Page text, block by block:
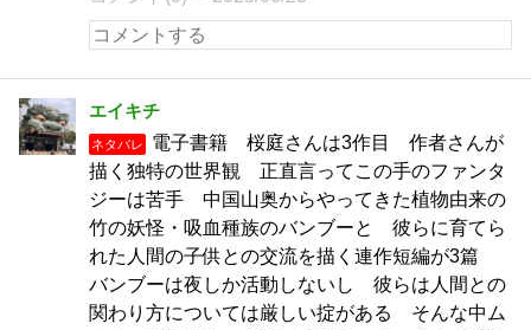
エイキチ
ネタバレ
電子書籍 桜庭さんは3作目 作者さんが
描く独特の世界観 正直言ってこの手のファンタ
ジーは苦手 中国山奥からやってきた植物由来の
竹の妖怪・吸血種族のバンブーと 彼らに育てら
れた人間の子供との交流を描く連作短編が3篇
バンブーは夜しか活動しないし 彼らは人間との
関わり方については厳しい掟がある そんな中ム